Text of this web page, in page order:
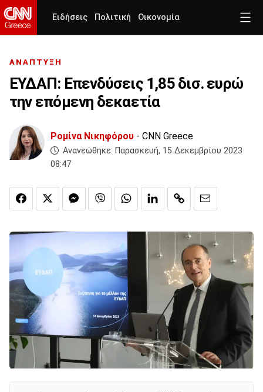
Ειδήσεις Πολιτική Οικονομία
ΑΝΑΠΤΥΞΗ
ΕΥΔΑΠ: Επενδύσεις 1,85 δισ. ευρώ
την επόμενη δεκαετία
Ρομίνα Νικηφόρου - CNN Greece
Ανανεώθηκε: Παρασκευή, 15 Δεκεμβρίου 2023
08:47